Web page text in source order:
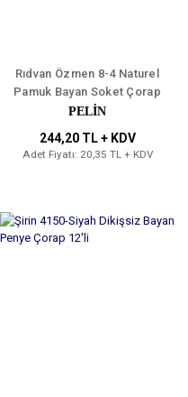
Rıdvan Özmen 8-4 Naturel
Pamuk Bayan Soket Çorap
12'li
PELİN
244,20 TL + KDV
Adet Fiyatı: 20,35 TL + KDV